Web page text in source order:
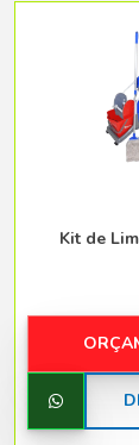
Kit de